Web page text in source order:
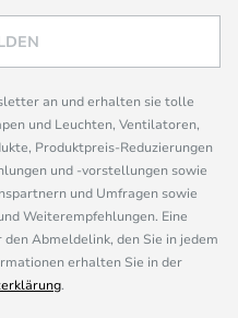
an und erhalten sie tolle
und Leuchten, Ventilatoren,
Produktpreis-Reduzierungen
und -vorstellungen sowie
und Umfragen sowie
Weiterempfehlungen. Eine
Abmeldelink, den Sie in jedem
erhalten Sie in der
.